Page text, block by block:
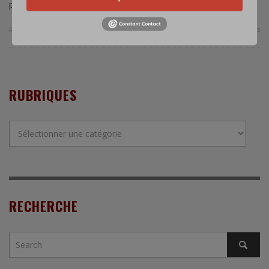
parution dans la prochaine édition …
Read more 0 Comments
RUBRIQUES
RECHERCHE